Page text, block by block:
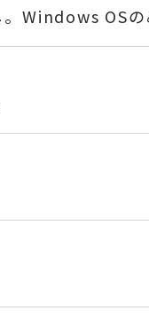
Windows OSの